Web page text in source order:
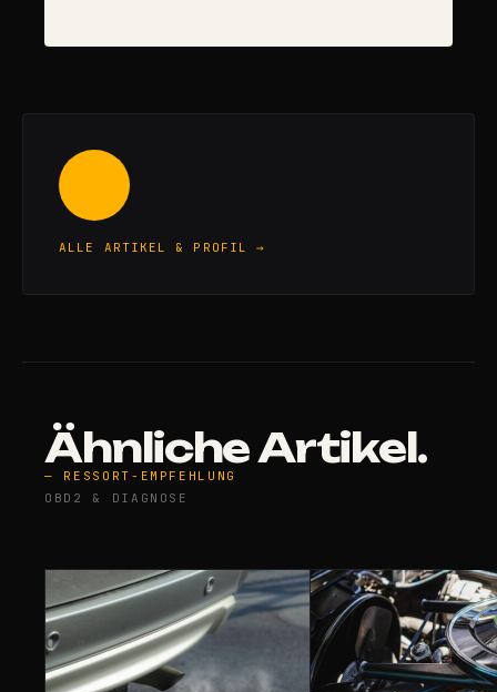
ALLE ARTIKEL & PROFIL →
Ähnliche Artikel.
— RESSORT-EMPFEHLUNG
OBD2 & DIAGNOSE